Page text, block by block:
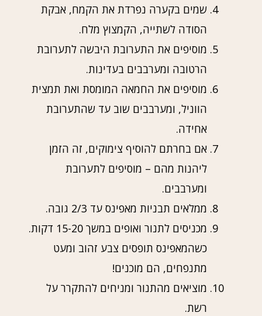
שמים בקערה נפרדת את הקמח, אבקת
הסודה לשתייה, הקמצוץ מלח.
מוסיפים את התערובת היבשה לתערובת
הרטובה ומערבבים בעדינות.
מוסיפים את החמאה המומסת ואת תמצית
הווניל, ומערבבים שוב עד שהתערובת
אחידה.
אם בחרתם להוסיף צימוקים, זה הזמן
ליהנות מהם – מוסיפים לתערובת
ומערבבים.
ממלאים תבניות מאפינס עד 2/3 גובה.
מכניסים לתנור ואופים במשך 15-20 דקות.
כשהמאפינס תופסים צבע זהוב ומעט
מתנפחים, הם מוכנים!
מוציאים מהתנור ומניחים להתקרר על
רשת.